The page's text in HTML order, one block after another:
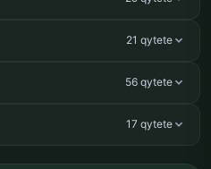
21 qytete
56 qytete
17 qytete